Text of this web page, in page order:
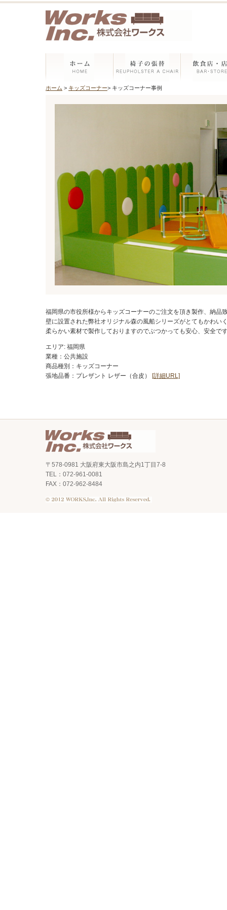
ホーム > キッズコーナー> キッズコーナー事例
福岡県の市役所様からキッズコーナーのご注文を頂き製作、納品
壁に設置された弊社オリジナル森の風船シリーズがとてもかわい
柔らかい素材で製作しておりますのでぶつかっても安心、安全で
エリア: 福岡県
業種：公共施設
商品種別：キッズコーナー
張地品番：プレザント レザー（合皮）
[詳細URL]
〒578-0981 大阪府東大阪市島之内1丁目7-8
TEL：072-961-0081
FAX：072-962-8484